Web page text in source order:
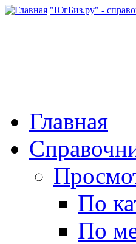
"ЮгБиз.ру" -
Главная
По
По